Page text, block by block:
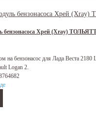
бензонасоса Хрей (Xray)
на бензонасос для Лада Веста
Logan 2.